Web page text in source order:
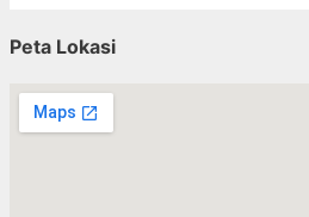
Peta Lokasi